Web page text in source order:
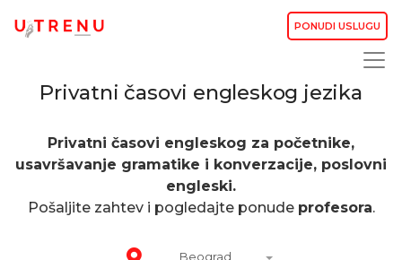
PONUDI USLUGU
Privatni časovi engleskog jezika
Privatni časovi engleskog za početnike,
usavršavanje gramatike i konverzacije, poslovni
engleski.
Pošaljite zahtev i pogledajte ponude profesora.
Beograd